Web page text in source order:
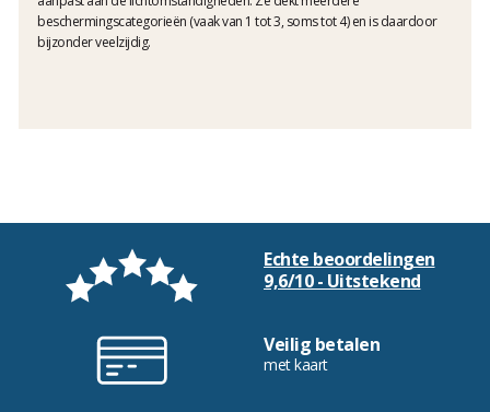
beschermingscategorieën (vaak van 1 tot 3, soms tot 4) en is daardoor
bijzonder veelzijdig.
Echte beoordelingen
9,6/10 - Uitstekend
Veilig betalen
met kaart